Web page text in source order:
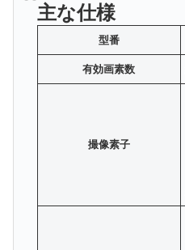
主な仕様
型番
有効画素数
撮像素子